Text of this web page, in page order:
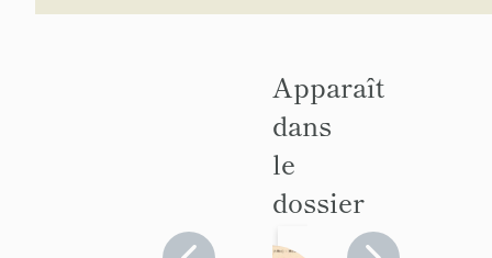
Apparaît
dans
le
dossier